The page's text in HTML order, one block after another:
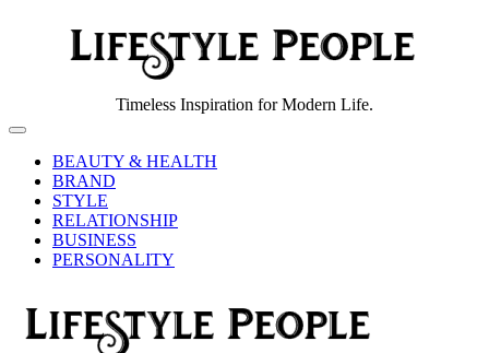
People
Timeless Inspiration for Modern Life.
Off
CanvasBEAUTY & HEALTH
BRAND
STYLE
RELATIONSHIP
BUSINESS
PERSONALITY